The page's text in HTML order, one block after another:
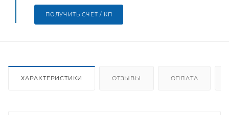
ПОЛУЧИТЬ СЧЕТ / КП
ХАРАКТЕРИСТИКИ ОТЗЫВЫ ОПЛАТА